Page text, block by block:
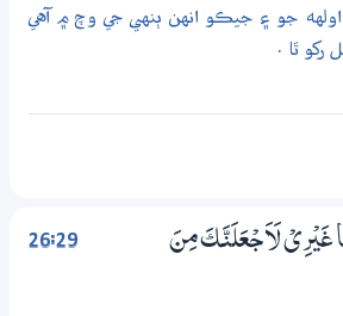
جو ۽ جيڪو انهن ٻنهي جي وچ ۾ آهي
ٿا .
26:29
غَيْرِيْ لَاَجْعَلَنَّكَ مِنَ